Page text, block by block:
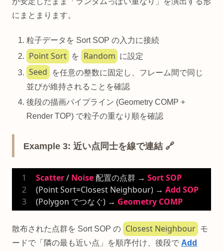
にまとまります。
粒子データを Sort SOP の入力に接続
Point Sort を Random に設定
Seed
を任意の整数に固定し、フレーム間で同じ
並びが維持されることを確認
後段の描画パイプライン (Geometry COMP +
Render TOP) で粒子の重なり順を確認
Example 3: 近い点同士を線で連結 🔗
Scatter / Noise 配置の点群 → SortSOP
(Point Sort=Closest Neighbour) → Add SOP
(Polygon でつなぐ) → Geometry COMP
散布された点群を Sort SOP の Closest Neighbour
モ
ードで「隣の最も近い点」を順序付け、後段で Add